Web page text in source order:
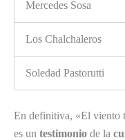
Mercedes Sosa
Los Chalchaleros
Soledad Pastorutti
En definitiva, «El viento
es un testimonio de la